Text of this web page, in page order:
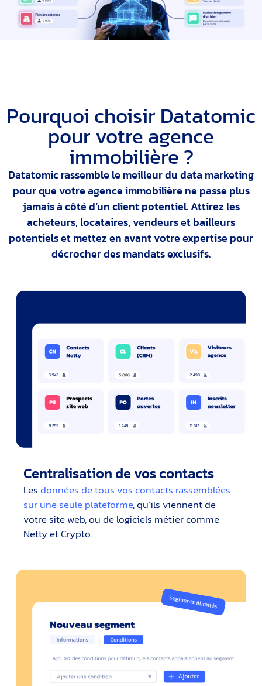
Pourquoi choisir Datatomic
pour votre agence
immobilière ?
Datatomic rassemble le meilleur du data marketing
pour que votre agence immobilière ne passe plus
jamais à côté d’un client potentiel. Attirez les
acheteurs, locataires, vendeurs et bailleurs
potentiels et mettez en avant votre expertise pour
décrocher des mandats exclusifs.
Centralisation de vos contacts
Lesdonnées de tous vos contacts rassemblées
sur une seule plateforme, qu’ils viennent de
votre site web, ou de logiciels métier comme
Netty et Crypto.